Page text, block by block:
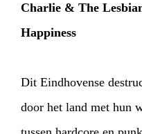
Charlie & The
Happiness
Dit Eindhovense
door het land met hun